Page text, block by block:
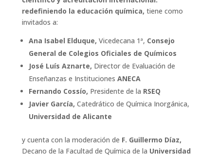
redefiniendo la educación química, tiene como
invitados a:
Ana Isabel Elduque, Vicedecana 1ª, Consejo
General de Colegios Oficiales de Químicos
José Luís Aznarte, Director de Evaluación de
Enseñanzas e Instituciones ANECA
Fernando Cossío, Presidente de la RSEQ
Javier García, Catedrático de Química Inorgánica,
Universidad de Alicante
y cuenta con la moderación de F. Guillermo Díaz,
Decano de la Facultad de Química de la Universidad